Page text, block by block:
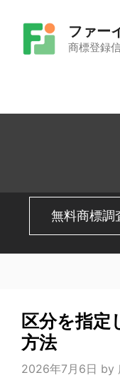
ッ
ファー
商標登録
無料商標調
区分を指定
方法
2026年7月6日 by